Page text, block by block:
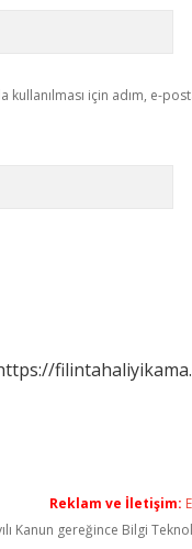
kullanılması için adım, e-
Reklam ve İletişim:
Kanun gereğince Bilgi